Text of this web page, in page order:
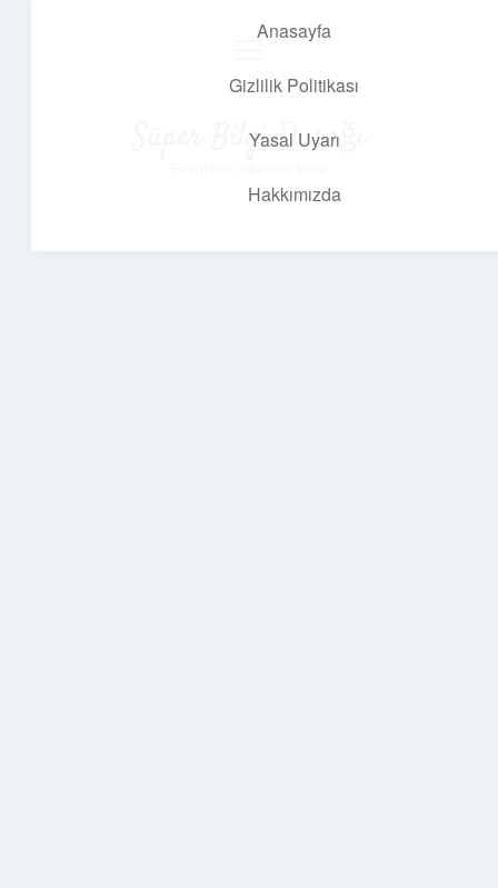
Anasayfa
Gizlilik Politikası
Yasal Uyarı
Hakkımızda
Süper Bilgi Durağı